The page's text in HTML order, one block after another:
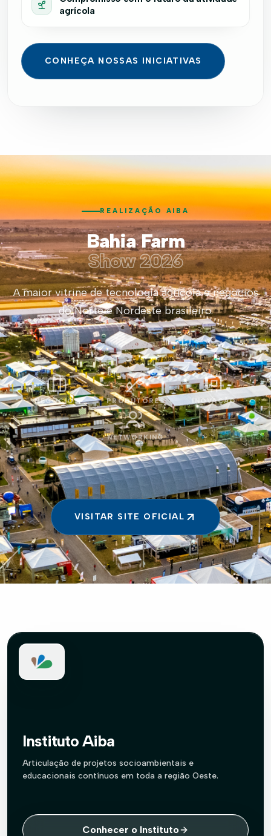
agrícola
CONHEÇA NOSSAS INICIATIVAS
REALIZAÇÃO AIBA
Bahia Farm
Show 2026
A maior vitrine de tecnologia agrícola e negócios
do Norte e Nordeste brasileiro.
NEGÓCIOS PRODUTORES INOVAÇÃO
NETWORKING
VISITAR SITE OFICIAL
Instituto Aiba
Articulação de projetos socioambientais e
educacionais contínuos em toda a região Oeste.
Conhecer o Instituto